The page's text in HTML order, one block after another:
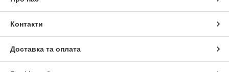
Контакти
Доставка та оплата